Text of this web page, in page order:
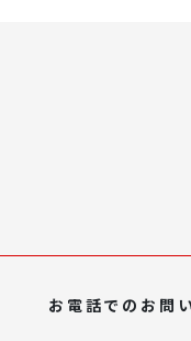
お電話でのお問